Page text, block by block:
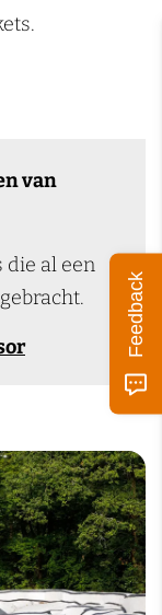
van
die al een
Feedback